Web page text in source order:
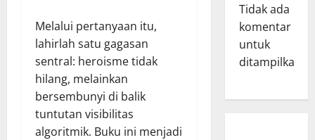
Melalui pertanyaan itu,
lahirlah satu gagasan
sentral: heroisme tidak
hilang, melainkan
bersembunyi di balik
tuntutan visibilitas
algoritmik. Buku ini menjadi
Tidak ada
komentar
untuk
ditampilkan.